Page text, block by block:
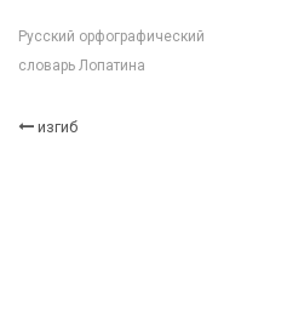
Русский орфографический
словарь Лопатина
изгиб